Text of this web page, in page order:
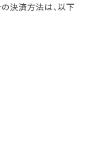
決済方法は、以下